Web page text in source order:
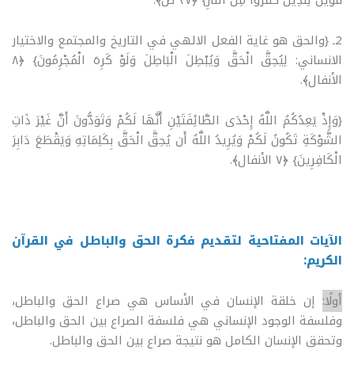
2ـ {والحق هو غاية الفعل الالهي في التاريخ والمجتمع والاختيار
الانساني: لِيُحِقَّ الْحَقَّ وَيُبْطِلَ الْبَاطِلَ وَلَوْ كَرِهَ الْمُجْرِمُونَ} ﴿٨
الأنفال﴾.
{وَإِذْ يَعِدُكُمُ اللَّهُ إِحْدَى الطَّائِفَتَيْنِ أَنَّهَا لَكُمْ وَتَوَدُّونَ أَنَّ غَيْرَ ذَاتِ
الشَّوْكَةِ تَكُونُ لَكُمْ وَيُرِيدُ اللَّهُ أَن يُحِقَّ الْحَقَّ بِكَلِمَاتِهِ وَيَقْطَعَ دَابِرَ
الْكَافِرِينَ} ﴿٧ الأنفال﴾.
الآيات المفتاحية لتقديم فكرة الحق والباطل في القرآن
الكريم:
أولًا: إن خلقة الإنسان في الأساس هي صراع الحق والباطل،
وفلسفة الوجود الإنساني هي فلسفة الصراع بين الحق والباطل،
وتحقق الإنسان الكامل هو نتيجة صراع بين الحق والباطل.